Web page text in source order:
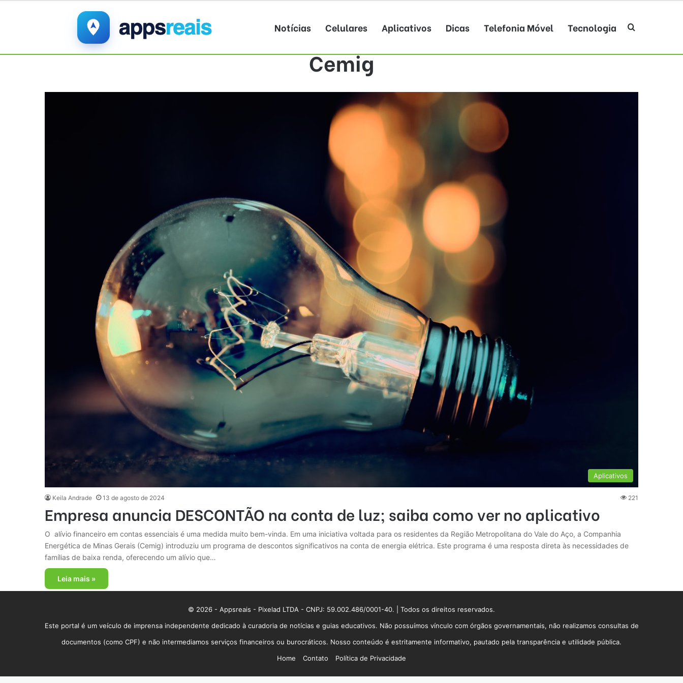
Notícias Celulares Aplicativos Dicas Telefonia Móvel Tecnologia Procurar por
Cemig
Aplicativos
Keila Andrade 13 de agosto de 2024 221
Empresa anuncia DESCONTÃO na conta de luz; saiba como ver no aplicativo
O alívio financeiro em contas essenciais é uma medida muito bem-vinda. Em uma iniciativa voltada para os residentes da Região Metropolitana do Vale do Aço, a Companhia
Energética de Minas Gerais (Cemig) introduziu um programa de descontos significativos na conta de energia elétrica. Este programa é uma resposta direta às necessidades de
famílias de baixa renda, oferecendo um alívio que…
Leia mais »
© 2026 - Appsreais - Pixelad LTDA - CNPJ: 59.002.486/0001-40. | Todos os direitos reservados.
Este portal é um veículo de imprensa independente dedicado à curadoria de notícias e guias educativos. Não possuímos vínculo com órgãos governamentais, não realizamos consultas de
documentos (como CPF) e não intermediamos serviços financeiros ou burocráticos. Nosso conteúdo é estritamente informativo, pautado pela transparência e utilidade pública.
Home
Contato Política de Privacidade